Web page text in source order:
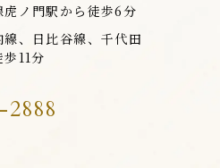
ノ門駅から徒歩6分
、日比谷線、千代田
11分